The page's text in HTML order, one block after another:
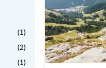
(1)
(2)
(1)